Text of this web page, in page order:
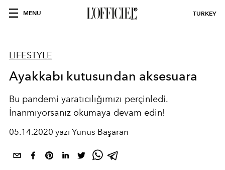
MENU TURKEY
LIFESTYLE
Ayakkabı kutusundan aksesuara
Bu pandemi yaratıcılığımızı perçinledi.
İnanmıyorsanız okumaya devam edin!
05.14.2020 yazı Yunus Başaran